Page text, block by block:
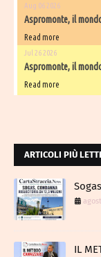
Aug 06 2026
Aspromonte, il
Read more
Jul 26 2026
Aspromonte, il
Read more
ARTICOLI PIÙ LETTI
IL